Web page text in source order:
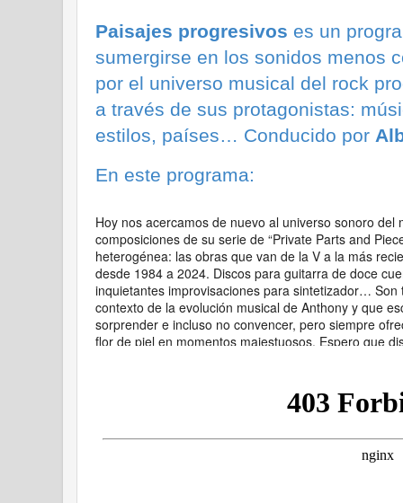
Paisajes progresivos es un
sumergirse en los sonidos menos
por el universo musical del rock
a través de sus protagonistas:
estilos, países… Conducido por
En este programa:
Hoy nos acercamos de nuevo al universo sonoro del
composiciones de su serie de “Private Parts and
heterogénea: las obras que van de la V a la más
desde 1984 a 2024. Discos para guitarra de doce
inquietantes improvisaciones para sintetizador…
contexto de la evolución musical de Anthony y que
sorprender e incluso no convencer, pero siempre
flor de piel en momentos majestuosos. Espero que